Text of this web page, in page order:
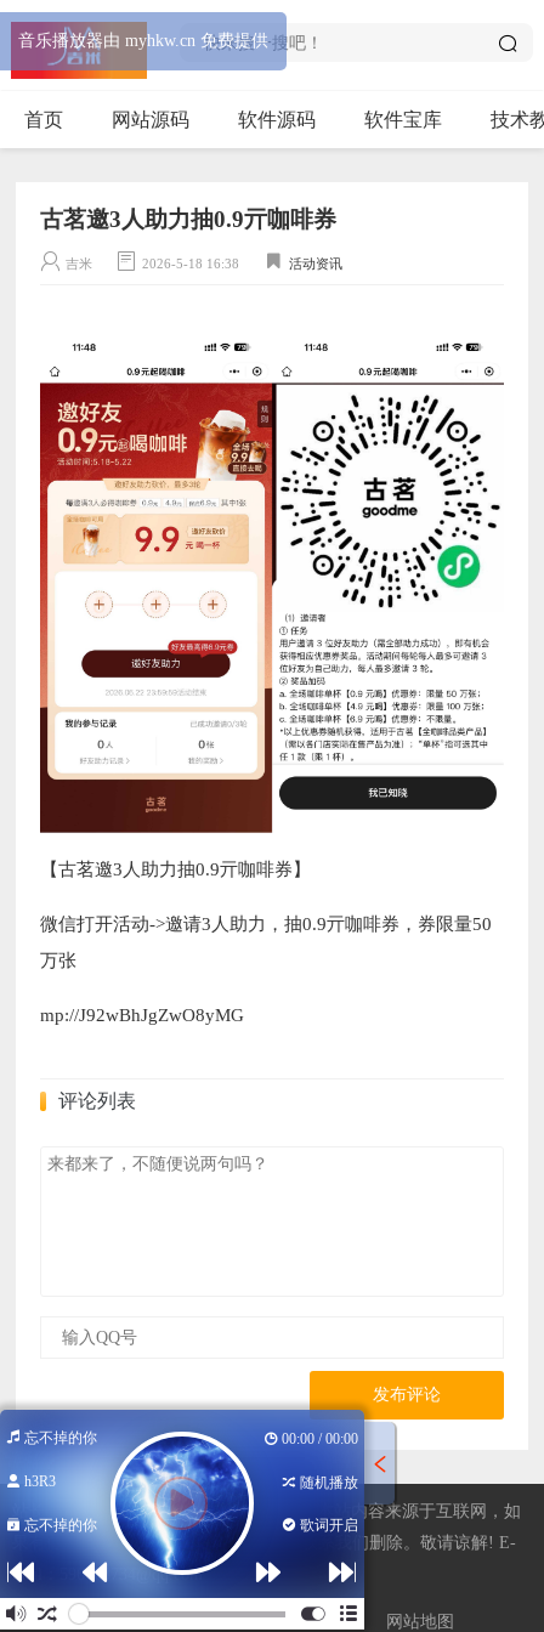
首页 网站源码 软件源码 软件宝库 技术
古茗邀3人助力抽0.9亓咖啡券
吉米 2026-5-18 16:38 活动资讯
【古茗邀3人助力抽0.9亓咖啡券】
微信打开活动->邀请3人助力，抽0.9亓咖啡券，券限量50
万张
mp://J92wBhJgZwO8yMG
评论列表
发布评论
站长QQ596508734，广告合作欢迎咨询，本站内容来源于互联网，如
果有侵权内容、不妥之处，请第一时间联系我们删除。敬请谅解! E-
mail：596508734@qq.com
版权声明 侵权处理 广告合作 我要投稿 网站地图
忘不掉的你 00:00 / 00:00
h3R3 随机播放
忘不掉的你 歌词开启
音乐播放器由 myhkw.cn 免费提供